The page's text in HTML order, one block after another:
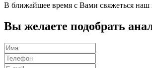
В ближайшее время с Вами свяжеться наш
Вы желаете подобрать